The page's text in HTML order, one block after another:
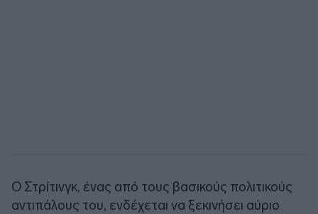
Ο Στρίτινγκ, ένας από τους βασικούς πολιτικούς
αντιπάλους του, ενδέχεται να ξεκινήσει αύριο